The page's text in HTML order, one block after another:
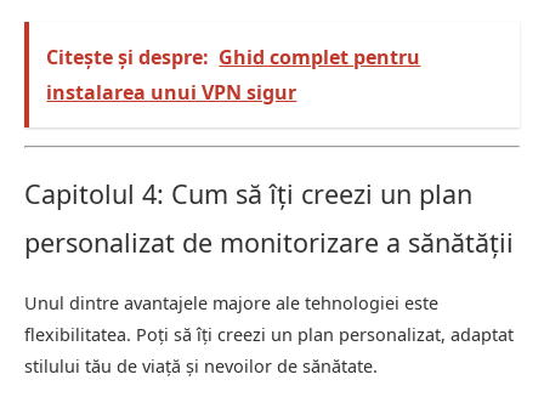
Citește și despre: Ghid complet pentru
instalarea unui VPN sigur
Capitolul 4: Cum să îți creezi un plan
personalizat de monitorizare a sănătății
Unul dintre avantajele majore ale tehnologiei este
flexibilitatea. Poți să îți creezi un plan personalizat, adaptat
stilului tău de viață și nevoilor de sănătate.